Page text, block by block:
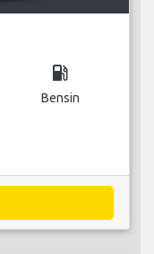
local_gas_station
Bensin